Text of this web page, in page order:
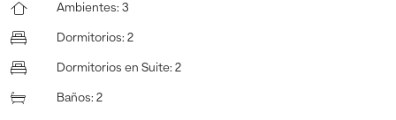
Ambientes: 3
Dormitorios: 2
Dormitorios en Suite: 2
Baños: 2